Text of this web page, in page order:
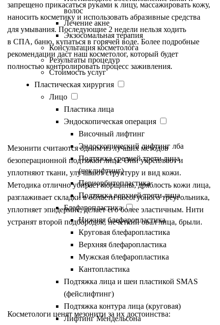
волос
Лечение акне
Экзосомальная терапия
Консультация косметолога
Результаты процедур
Стоимость услуг
Пластическая хирургия
Лицо
Пластика лица
Эндоскопическая операция
Височный лифтинг
Эндоскопический лифтинг лба
Подтяжка средней трети лица
(чеклифтинг)
Периорбитопластика
Подтяжка верхней трети лица
Блефаропластика
Нижняя блефаропластика
Круговая блефаропластика
Верхняя блефаропластика
Мужская блефаропластика
Кантопластика
Подтяжка лица и шеи пластикой SMAS
(фейслифтинг)
Подтяжка контура лица (круговая)
Лифтинг Мендельсона
запрещено прикасаться руками к лицу, массажировать кожу,
наносить косметику и использовать абразивные средства
для умывания. Последующие 2 недели нельзя ходить
в СПА, баню, купаться в горячей воде. Более подробные
рекомендации даст наш косметолог, который будет
полностью контролировать процесс заживления.
Результат от мезонитей
Мезонити считаются одним из лучших методов
безоперационной подтяжки лица. Они укрепляют и
уплотняют ткани, улучшают структуру и вид кожи.
Методика отлично убирает морщины, дряблость кожи лица,
разглаживает складки в области носогубного треугольника,
уплотняет эпидермис, делает его более эластичным. Нити
устранят второй подбородок, нечеткий овал лица, брыли.
Преимущества
омоложения нитями
Косметологи ценят мезонити за их достоинства: